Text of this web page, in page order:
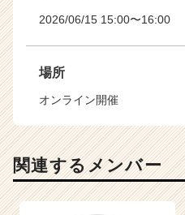
2026/06/15 15:00〜16:00
場所
オンライン開催
関連するメンバー